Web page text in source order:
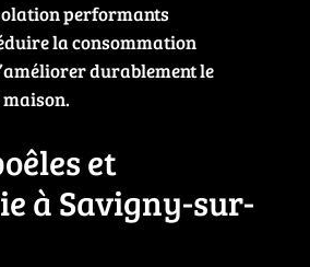
performants
la consommation
durablement le
et
à Savigny-sur-